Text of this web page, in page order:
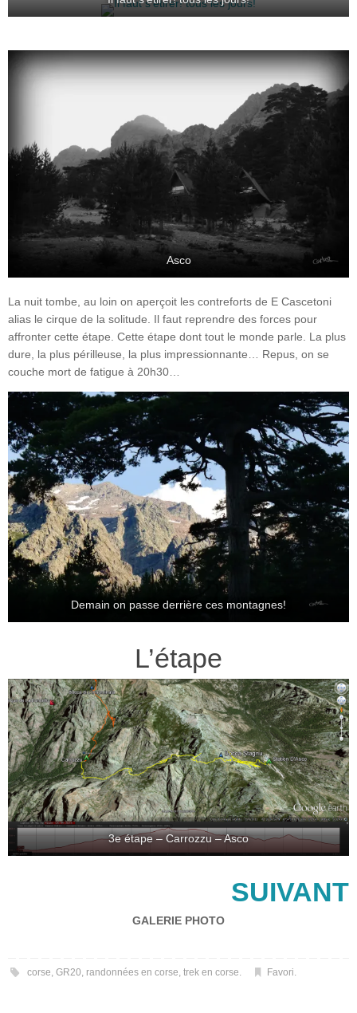
Asco
La nuit tombe, au loin on aperçoit les contreforts de E Cascetoni
alias le cirque de la solitude. Il faut reprendre des forces pour
affronter cette étape. Cette étape dont tout le monde parle. La plus
dure, la plus périlleuse, la plus impressionnante… Repus, on se
couche mort de fatigue à 20h30…
Demain on passe derrière ces montagnes!
L’étape
3e étape – Carrozzu – Asco
SUIVANT
GALERIE PHOTO
corse GR20 randonnées en corse trek en corse Favori